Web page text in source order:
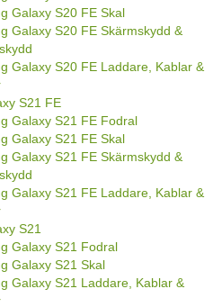
Galaxy S20 FE Skal
Galaxy S20 FE Skärmskydd &
Galaxy S20 FE Laddare, Kablar &
S21 FE
Galaxy S21 FE Fodral
Galaxy S21 FE Skal
Galaxy S21 FE Skärmskydd &
Galaxy S21 FE Laddare, Kablar &
S21
Galaxy S21 Fodral
Galaxy S21 Skal
Galaxy S21 Laddare, Kablar &